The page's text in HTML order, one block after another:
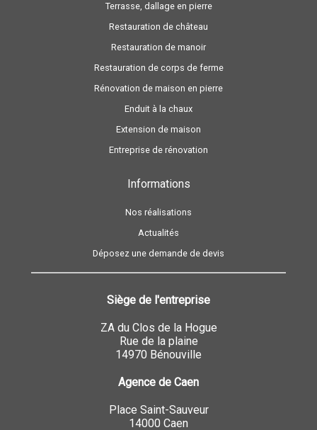
Terrasse, dallage en pierre
Restauration de château
Restauration de manoir
Restauration de corps de ferme
Rénovation de maison en pierre
Enduit à la chaux
Extension de maison
Entreprise de rénovation
Informations
Nos réalisations
Actualités
Déposez une demande de devis
Siège de l'entreprise
ZA du Clos de la Hogue
Rue de la plaine
14970 Bénouville
Agence de Caen
Place Saint-Sauveur
14000 Caen